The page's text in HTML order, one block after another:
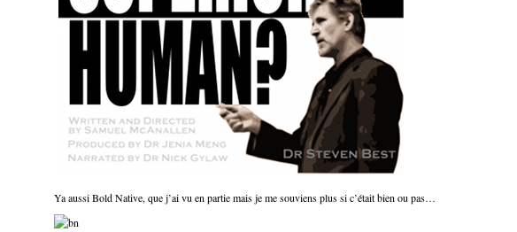
Ya aussi Bold Native, que j’ai vu en partie mais je me souviens plus si c’était bien ou pas…